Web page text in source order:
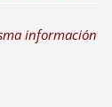
información